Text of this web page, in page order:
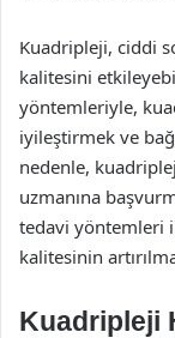
Kuadripleji, ciddi
kalitesini
yöntemleriyle,
iyileştirmek ve
nedenle,
uzmanına
tedavi yöntemleri
kalitesinin
Kuadripleji